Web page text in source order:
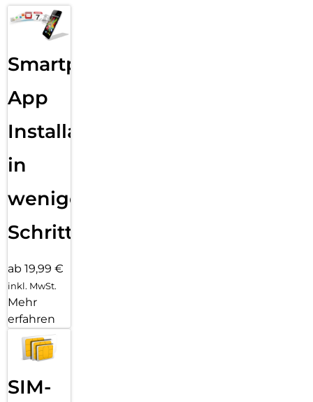
Smartphone
App
Installation
in
wenigen
Schritten
ab 19,99 €
inkl. MwSt.
Mehr
erfahren
SIM-